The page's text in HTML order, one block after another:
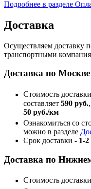
Подробнее в разделе
Доставка
Осуществляем доставку
транспортными
Доставка по
Стоимость
составляет 590 руб.
50 руб./км
Ознакомиться со
можно в разделе
Срок доставки - 1-2
Доставка по
Стоимость